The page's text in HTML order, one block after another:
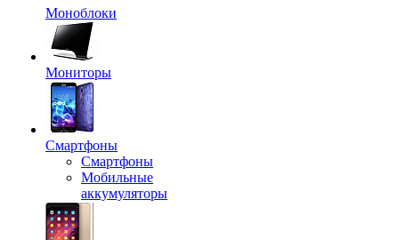
Моноблоки
Мониторы
Смартфоны
Смартфоны
Мобильные
аккумуляторы